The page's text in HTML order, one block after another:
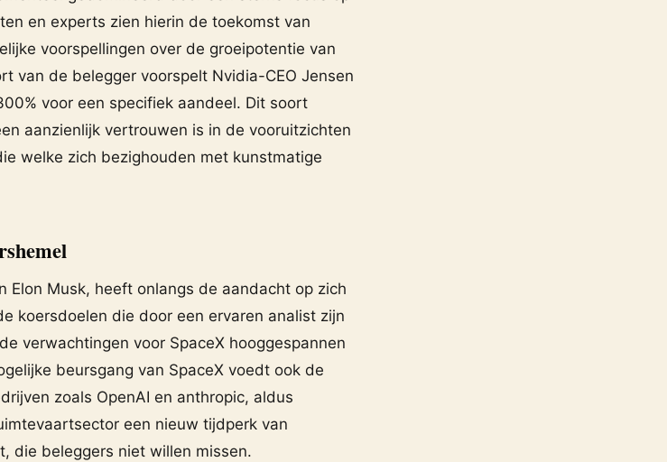
en experts zien hierin de toekomst van
voorspellingen over de groeipotentie van
van de belegger voorspelt Nvidia-CEO Jensen
voor een specifiek aandeel. Dit soort
aanzienlijk vertrouwen is in de vooruitzichten
welke zich bezighouden met kunstmatige
Elon Musk, heeft onlangs de aandacht op zich
koersdoelen die door een ervaren analist zijn
verwachtingen voor SpaceX hooggespannen
beursgang van SpaceX voedt ook de
zoals OpenAI en anthropic, aldus
een nieuw tijdperk van
die beleggers niet willen missen.